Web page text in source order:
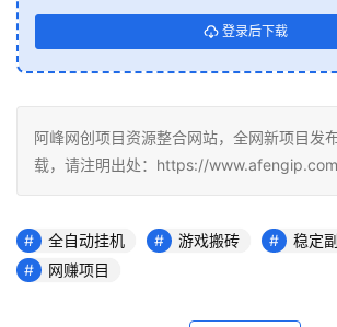
登录后下载
阿峰网创项目资源整合网站，全网新项目发
载，请注明出处：https://
全自动挂机 游戏搬砖
稳定
网赚项目